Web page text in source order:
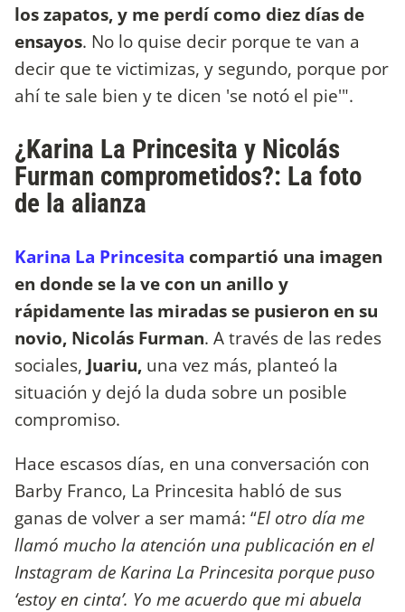
los zapatos, y me perdí como diez días de
ensayos. No lo quise decir porque te van a
decir que te victimizas, y segundo, porque por
ahí te sale bien y te dicen 'se notó el pie'".
¿Karina La Princesita y Nicolás
Furman comprometidos?: La foto
de la alianza
Karina La Princesita compartió una imagen
en donde se la ve con un anillo y
rápidamente las miradas se pusieron en su
novio, Nicolás Furman. A través de las redes
sociales, Juariu, una vez más, planteó la
situación y dejó la duda sobre un posible
compromiso.
Hace escasos días, en una conversación con
Barby Franco, La Princesita habló de sus
ganas de volver a ser mamá: “El otro día me
llamó mucho la atención una publicación en el
Instagram de Karina La Princesita porque puso
‘estoy en cinta’. Yo me acuerdo que mi abuela